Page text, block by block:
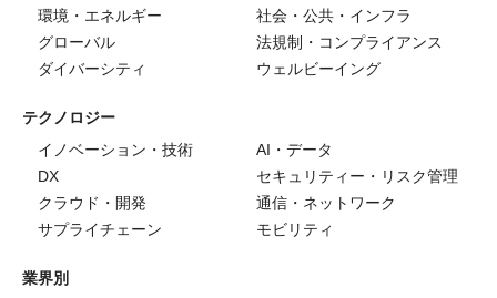
環境・エネルギー
社会・公共・インフラ
グローバル
法規制・コンプライアンス
ダイバーシティ
ウェルビーイング
テクノロジー
イノベーション・技術
AI・データ
DX
セキュリティー・リスク管理
クラウド・開発
通信・ネットワーク
サプライチェーン
モビリティ
業界別